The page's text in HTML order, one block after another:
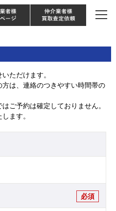
ョン住宅や中古マンションを手がける会
・不動産・中古マンションならJPM
ただけます。
は、連絡のつきやすい時間帯の
ご予約は確定しておりません。
ます。
必須